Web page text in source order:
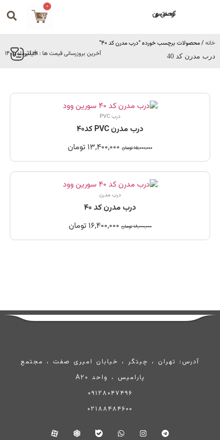
گروه صنعتی سورین
0
خانه/ محصولات برچسب خورده “درب مدرن کد 40”
فیلتر درب مدرن کد 40 آخرین بروزرسانی قیمت ها : 31 تیرماه 1405
درب PVC
درب مدرن PVC کد40
15,000,000 تومان 13,400,000 تومان
درب مدرن
درب مدرن کد 40
18,000,000 تومان 16,400,000 تومان
آدرس: تهران ، چیتگر ، خیابان امیری صفت ، مجتمع
پارامیس ، واحد A20
09128047496
02188484600